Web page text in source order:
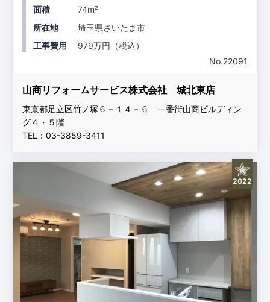
面積
74m²
所在地
埼玉県さいたま市
工事費用
979万円（税込）
No.22091
山商リフォームサービス株式会社 城北東店
東京都足立区竹ノ塚６－１４－６ 一番街山商ビルディン
グ４・５階
TEL：03-3859-3411
2022